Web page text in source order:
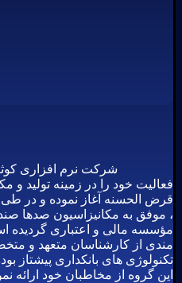
فعالیت خود را در زمینه تولید و
قرض الحسنه آغاز نموده و در
، موفق به مکانیزاسیون صدها
مؤسسه مالی و اعتباری گردیده
مندی از کارشناسان متعهد و
تکنولوژی های بانکداری پیشتاز
این گروه از مخاطبان خود ارائه